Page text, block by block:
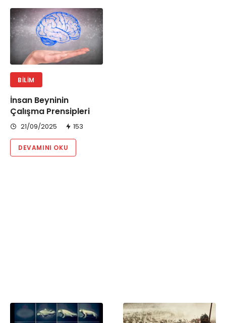
BILIM
İnsan Beyninin
Çalışma Prensipleri
21/09/2025 153
DEVAMINI OKU